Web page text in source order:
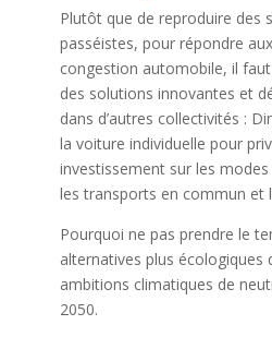
Plutôt que de reproduire des
passéistes, pour répondre
congestion automobile, il
des solutions innovantes et
dans d’autres collectivités :
la voiture individuelle pour
investissement sur les
les transports en commun et
Pourquoi ne pas prendre le
alternatives plus écologiques
ambitions climatiques de
2050.